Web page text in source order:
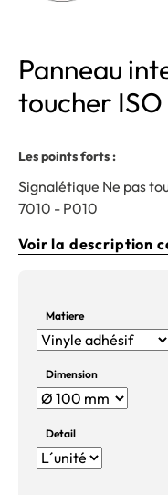
Panneau
toucher
Les points forts :
Signalétique Ne pas
7010 - P010
Voir la description
Matiere
Dimension
Detail